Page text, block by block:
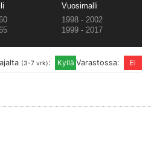
Vuosimalli
1998 - 2002
1999 - 2017
Varastossa:
(3-7 vrk):